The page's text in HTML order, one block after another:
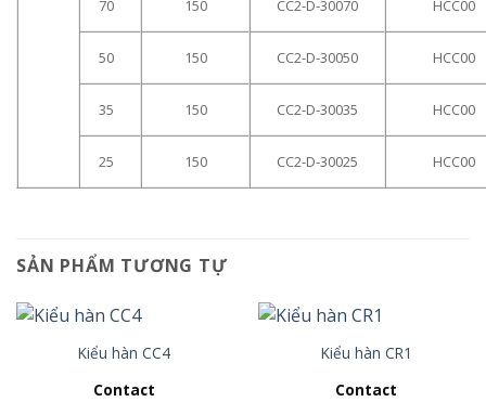
70 150 CC2-D-30070 HCC00
50 150 CC2-D-30050 HCC00
35 150 CC2-D-30035 HCC00
25 150 CC2-D-30025 HCC00
SẢN PHẨM TƯƠNG TỰ
Kiểu hàn CC4
Contact
Kiểu hàn CR1
Contact